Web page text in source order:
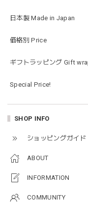
日本製 Made in Japan
価格別 Price
ギフトラッピング Gift
Special Price!
SHOP INFO
ショッピングガイド
ABOUT
INFORMATION
COMMUNITY
プレゼントした友人が
います！